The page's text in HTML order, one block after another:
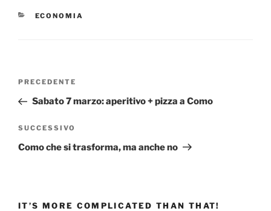
CATEGORIE
ECONOMIA
Navigazione
Articolo
precedente:
PRECEDENTE
Sabato 7 marzo: aperitivo + pizza a Como
Articolo
successivo
SUCCESSIVO
Como che si trasforma, ma anche no
IT’S MORE COMPLICATED THAN THAT!